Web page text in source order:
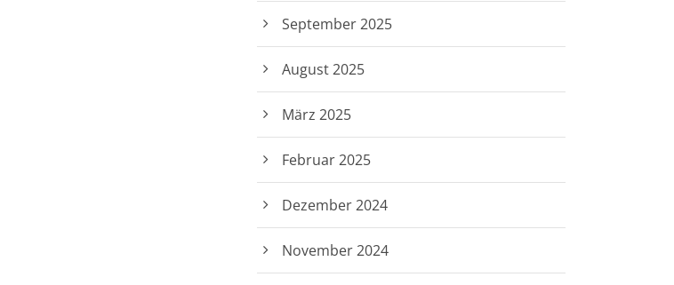
September 2025
August 2025
März 2025
Februar 2025
Dezember 2024
November 2024